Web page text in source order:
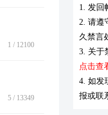
1 / 12100
5 / 13349
1. 发回
2. 请遵
久禁言
3. 关于
点击查
4. 如发
报或联